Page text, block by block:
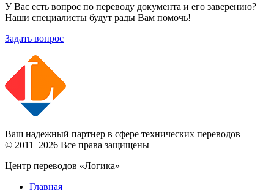
У Вас есть вопрос по переводу документа и его заверению?
Наши специалисты будут рады Вам помочь!
Задать вопрос
Ваш надежный партнер в сфере технических переводов
© 2011–2026 Все права защищены
Центр переводов «Логика»
Главная